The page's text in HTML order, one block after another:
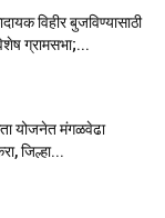
विहीर बुजविण्यासाठी
ग्रामसभा;...
योजनेत मंगळवेढा
जिल्हा...